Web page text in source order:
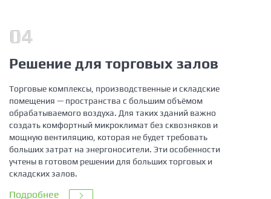
04
Решение для торговых залов
Торговые комплексы, производственные и складские
помещения — пространства с большим объёмом
обрабатываемого воздуха. Для таких зданий важно
создать комфортный микроклимат без сквозняков и
мощную вентиляцию, которая не будет требовать
больших затрат на энергоносители. Эти особенности
учтены в готовом решении для больших торговых и
складских залов.
Подробнее